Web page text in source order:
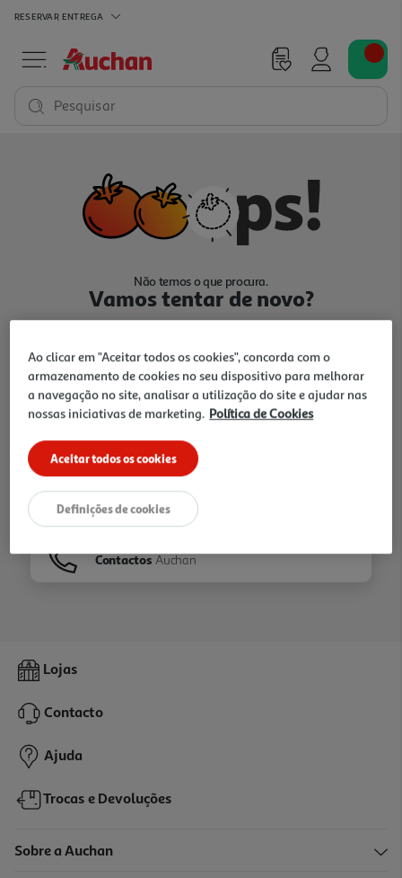
RESERVAR ENTREGA
Pesquisar
Não temos o que procura.
Vamos tentar de novo?
Ir para Homepage
Folhetos
Contactos Auchan
Lojas
Contacto
Ajuda
Trocas e Devoluções
Sobre a Auchan
Ao clicar em "Aceitar todos os cookies", concorda com o
armazenamento de cookies no seu dispositivo para melhorar
a navegação no site, analisar a utilização do site e ajudar nas
nossas iniciativas de marketing. Política de Cookies
Aceitar todos os cookies
Definições de cookies